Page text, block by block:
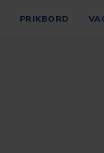
PRIKBORD